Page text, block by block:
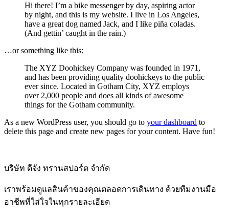
Hi there! I’m a bike messenger by day, aspiring actor
by night, and this is my website. I live in Los Angeles,
have a great dog named Jack, and I like piña coladas.
(And gettin’ caught in the rain.)
…or something like this:
The XYZ Doohickey Company was founded in 1971,
and has been providing quality doohickeys to the public
ever since. Located in Gotham City, XYZ employs
over 2,000 people and does all kinds of awesome
things for the Gotham community.
As a new WordPress user, you should go to your dashboard to
delete this page and create new pages for your content. Have fun!
บริษัท ดีจัง ทรานสปอร์ต จำกัด
เราพร้อมดูแลสินค้าของคุณตลอดการเดินทาง ด้วยทีมงานมือ
อาชีพที่ใส่ใจในทุกรายละเอียด